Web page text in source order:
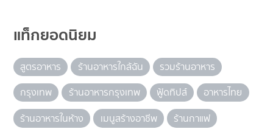
แท็กยอดนิยม
สูตรอาหาร ร้านอาหารใกล้ฉัน
รวมร้านอาหาร
กรุงเทพ
ร้านอาหารกรุงเทพ ฟู้ดทิปส์
อาหารไทย
ร้านอาหารในห้าง
เมนูสร้างอาชีพ ร้านกาแฟ